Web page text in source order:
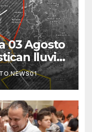
03 Agosto
lluvias
noche;